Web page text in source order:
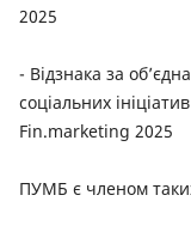
2025
- Відзнака за
соціальних
Fin.marketing 2025
ПУМБ є членом